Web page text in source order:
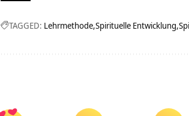
TAGGED: Lehrmethode Spirituelle Entwicklung